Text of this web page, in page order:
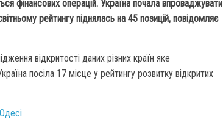
фінансових операцій. Україна почала впроваджувати
рейтингу піднялась на 45 позицій, повідомляє
відкритості даних різних країн яке
посіла 17 місце у рейтингу розвитку відкритих